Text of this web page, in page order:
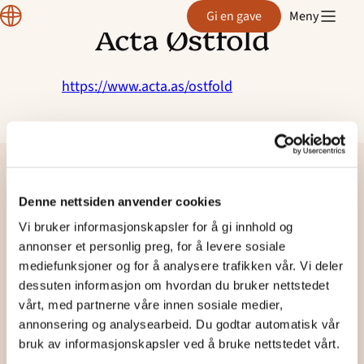
Denne nettsiden anvender cookies
Vi bruker informasjonskapsler for å gi innhold og
annonser et personlig preg, for å levere sosiale
mediefunksjoner og for å analysere trafikken vår. Vi deler
dessuten informasjon om hvordan du bruker nettstedet
vårt, med partnerne våre innen sosiale medier,
annonsering og analysearbeid. Du godtar automatisk vår
bruk av informasjonskapsler ved å bruke nettstedet vårt.
innhold
Region
Østfold Gi en gave Meny
Normisjons ressursdokumenter
Normisjons designmanual
Støtt oss
Bli andaktsholder
Bli frivillig til Sauevika Leirsted
Bli frivillig på Sjøglimt
Acta Østfold
https://www.acta.as/ostfold
Region
Østfold
Facebook
Besøksadresse og postadresse: